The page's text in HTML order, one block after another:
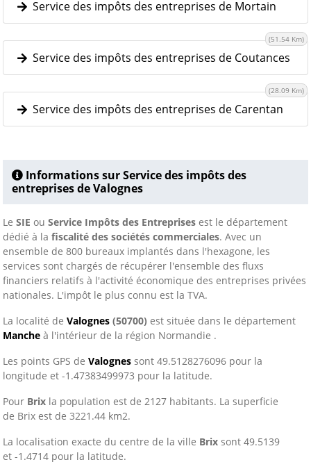
Service des impôts des entreprises de Mortain
Service des impôts des entreprises de Coutances
(51.54 Km)
Service des impôts des entreprises de Carentan
(28.09 Km)
Informations sur Service des impôts des
entreprises de Valognes
Le SIE ou Service Impôts des Entreprises est le département
dédié à la fiscalité des sociétés commerciales. Avec un
ensemble de 800 bureaux implantés dans l'hexagone, les
services sont chargés de récupérer l'ensemble des fluxs
financiers relatifs à l'activité économique des entreprises privées
nationales. L'impôt le plus connu est la TVA.
La localité de Valognes (50700) est située dans le département
Manche à l'intérieur de la région Normandie .
Les points GPS de Valognes sont 49.5128276096 pour la
longitude et -1.47383499973 pour la latitude.
Pour Brix la population est de 2127 habitants. La superficie
de Brix est de 3221.44 km2.
La localisation exacte du centre de la ville Brix sont 49.5139
et -1.4714 pour la latitude.